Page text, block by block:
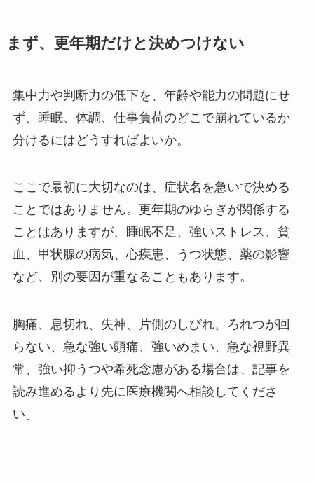
まず、更年期だけと決めつけない
集中力や判断力の低下を、年齢や能力の問題にせ
ず、睡眠、体調、仕事負荷のどこで崩れているか
分けるにはどうすればよいか。
ここで最初に大切なのは、症状名を急いで決める
ことではありません。更年期のゆらぎが関係する
ことはありますが、睡眠不足、強いストレス、貧
血、甲状腺の病気、心疾患、うつ状態、薬の影響
など、別の要因が重なることもあります。
胸痛、息切れ、失神、片側のしびれ、ろれつが回
らない、急な強い頭痛、強いめまい、急な視野異
常、強い抑うつや希死念慮がある場合は、記事を
読み進めるより先に医療機関へ相談してくださ
い。